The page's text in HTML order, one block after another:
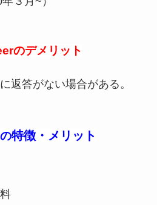
のデメリット
返答がない場合がある。
特徴・メリット